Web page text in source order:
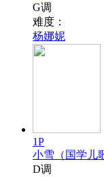
G调
难度：
杨娜妮
1P
小雪（国学儿
D调